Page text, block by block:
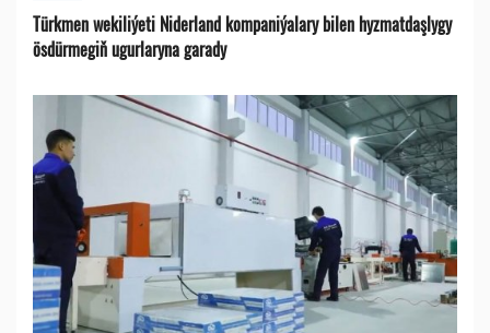
Türkmen wekiliýeti Niderland kompaniýalary bilen hyzmatdaşlygy
ösdürmegiň ugurlaryna garady